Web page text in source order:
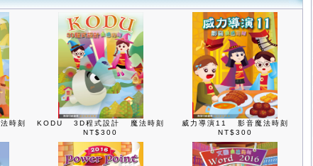
時刻
KODU 3D程式設計 魔法時刻
NT$300
威力導演11 影音魔法時刻
NT$300